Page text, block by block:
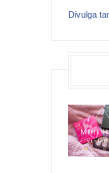
Divulga